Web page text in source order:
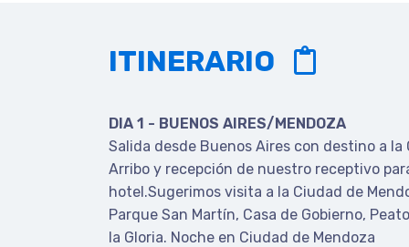
ITINERARIO
DIA 1 - BUENOS AIRES/MENDOZA
Salida desde Buenos Aires con destino a la
Arribo y recepción de nuestro receptivo
hotel.Sugerimos visita a la Ciudad de
Parque San Martín, Casa de Gobierno,
la Gloria. Noche en Ciudad de Mendoza